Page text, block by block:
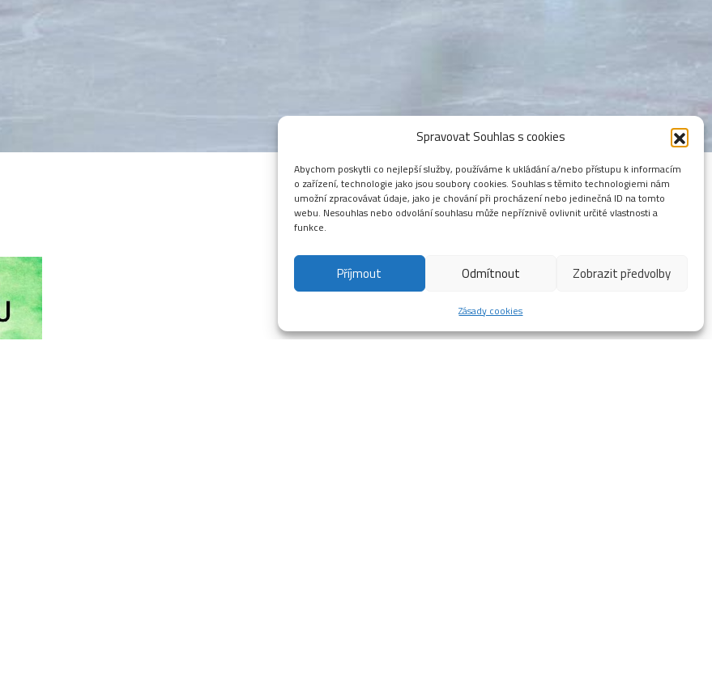
Spravovat Souhlas s cookies
Abychom poskytli co nejlepší služby, používáme k ukládání a/nebo přístupu k informacím
o zařízení, technologie jako jsou soubory cookies. Souhlas s těmito technologiemi nám
umožní zpracovávat údaje, jako je chování při procházení nebo jedinečná ID na tomto
webu. Nesouhlas nebo odvolání souhlasu může nepříznivě ovlivnit určité vlastnosti a
funkce.
Příjmout Odmítnout Zobrazit předvolby
Zásady cookies